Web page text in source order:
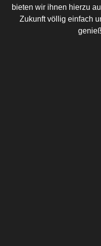
bieten wir ihnen hierzu
Zukunft völlig einfach